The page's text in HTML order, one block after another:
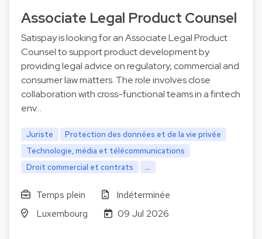
Associate Legal Product Counsel
Satispay is looking for an Associate Legal Product
Counsel to support product development by
providing legal advice on regulatory, commercial and
consumer law matters. The role involves close
collaboration with cross-functional teams in a fintech
env…
Juriste
Protection des données et de la vie privée
Technologie, média et télécommunications
Droit commercial et contrats
...
Temps plein
Indéterminée
Luxembourg
09 Jul 2026